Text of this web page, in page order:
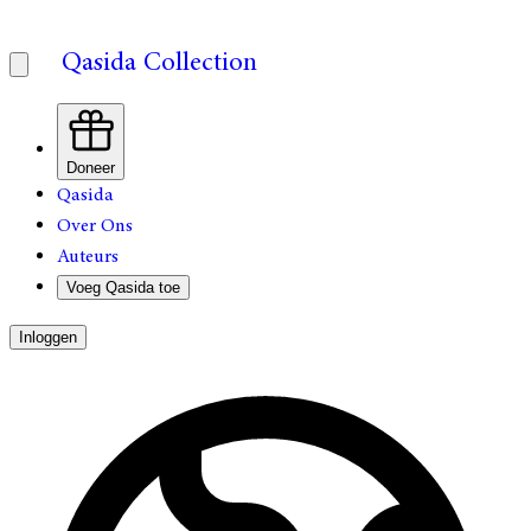
Qasida Collection
Doneer
Qasida
Over Ons
Auteurs
Voeg Qasida toe
Inloggen